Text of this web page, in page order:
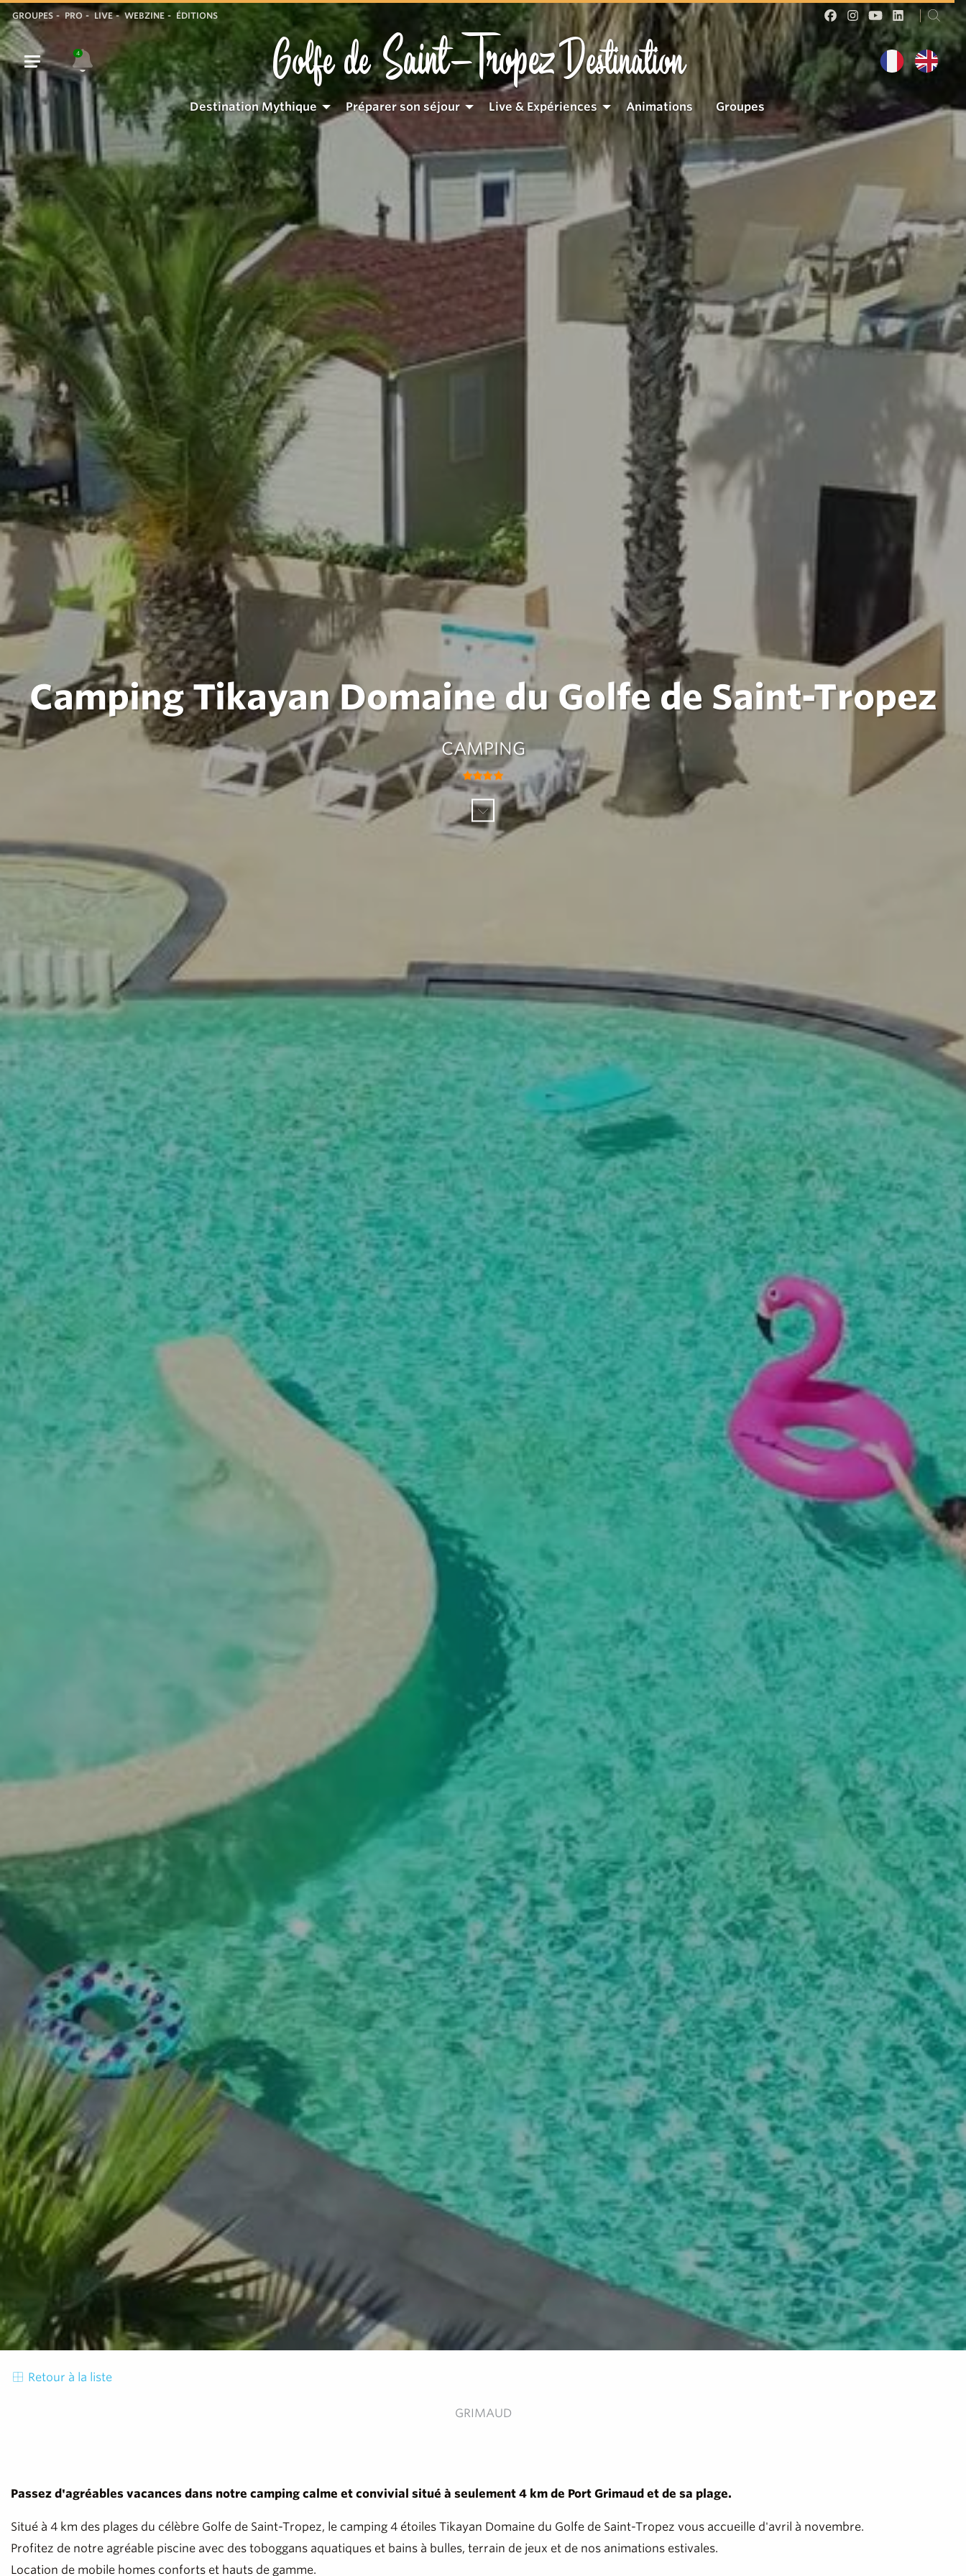
GROUPES PRO LIVE WEBZINE ÉDITIONS
4 Golfe de Saint-TropezDestination
Destination Mythique Préparer son séjour Live & Expériences Animations Groupes
Camping Tikayan Domaine du Golfe de Saint-Tropez
CAMPING
Retour à la liste
GRIMAUD
Passez d'agréables vacances dans notre camping calme et convivial situé à seulement 4 km de Port Grimaud et de sa plage.
Situé à 4 km des plages du célèbre Golfe de Saint-Tropez, le camping 4 étoiles Tikayan Domaine du Golfe de Saint-Tropez vous accueille d'avril à novembre.
Profitez de notre agréable piscine avec des toboggans aquatiques et bains à bulles, terrain de jeux et de nos animations estivales.
Location de mobile homes conforts et hauts de gamme.